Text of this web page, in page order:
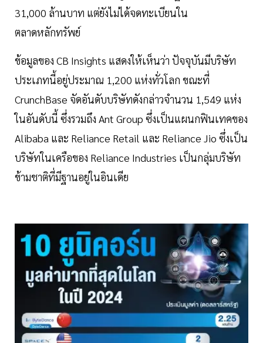
31,000 ล้านบาท แต่ยังไม่ได้จดทะเบียนใน
ตลาดหลักทรัพย์
ข้อมูลของ CB Insights แสดงให้เห็นว่า ปัจจุบันมีบริษัท
ประเภทนี้อยู่ประมาณ 1,200 แห่งทั่วโลก ขณะที่
CrunchBase จัดอันดับบริษัทดังกล่าวจำนวน 1,549 แห่ง
ในอันดับนี้ ซึ่งรวมถึง Ant Group ซึ่งเป็นแผนกฟินเทคของ
Alibaba และ Reliance Retail และ Reliance Jio ซึ่งเป็น
บริษัทในเครือของ Reliance Industries เป็นกลุ่มบริษัท
ข้ามชาติที่มีฐานอยู่ในอินเดีย